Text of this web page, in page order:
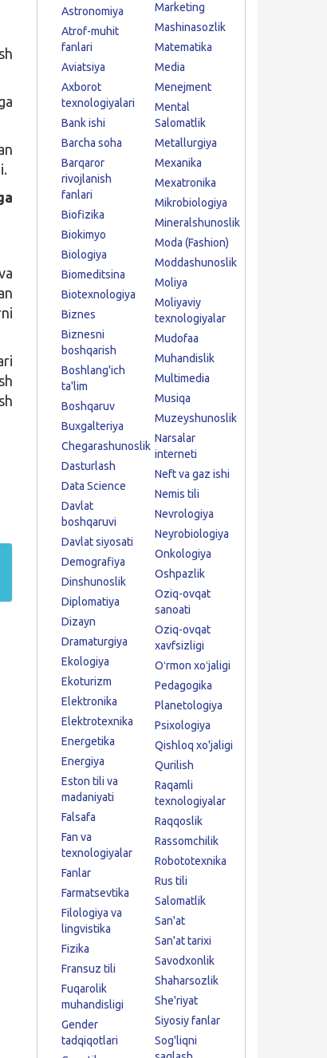
Astronomiya
Atrof-muhit
fanlari
Aviatsiya
Axborot
texnologiyalari
Bank ishi
Barcha soha
Barqaror
rivojlanish
fanlari
Biofizika
Biokimyo
Biologiya
Biomeditsina
Biotexnologiya
Biznes
Biznesni
boshqarish
Boshlang'ich
ta'lim
Boshqaruv
Buxgalteriya
Chegarashunoslik
Dasturlash
Data Science
Davlat
boshqaruvi
Davlat siyosati
Demografiya
Dinshunoslik
Diplomatiya
Dizayn
Dramaturgiya
Ekologiya
Ekoturizm
Elektronika
Elektrotexnika
Energetika
Energiya
Eston tili va
madaniyati
Falsafa
Fan va
texnologiyalar
Fanlar
Farmatsevtika
Filologiya va
lingvistika
Fizika
Fransuz tili
Fuqarolik
muhandisligi
Gender
tadqiqotlari
Marketing
Mashinasozlik
Matematika
Media
Menejment
Mental
Salomatlik
Metallurgiya
Mexanika
Mexatronika
Mikrobiologiya
Mineralshunoslik
Moda (Fashion)
Moddashunoslik
Moliya
Moliyaviy
texnologiyalar
Mudofaa
Muhandislik
Multimedia
Musiqa
Muzeyshunoslik
Narsalar
interneti
Neft va gaz ishi
Nemis tili
Nevrologiya
Neyrobiologiya
Onkologiya
Oshpazlik
Oziq-ovqat
sanoati
Oziq-ovqat
xavfsizligi
Oʻrmon xoʻjaligi
Pedagogika
Planetologiya
Psixologiya
Qishloq xo'jaligi
Qurilish
Raqamli
texnologiyalar
Raqqoslik
Rassomchilik
Robototexnika
Rus tili
Salomatlik
San'at
San'at tarixi
Savodxonlik
Shaharsozlik
She'riyat
Siyosiy fanlar
Sog'liqni